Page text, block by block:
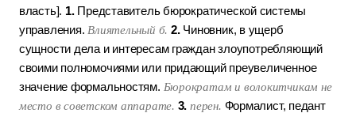
власть]. 1. Представитель бюрократической системы
управления. Влиятельный б. 2. Чиновник, в ущерб
сущности дела и интересам граждан злоупотребляющий
своими полномочиями или придающий преувеличенное
значение формальностям. Бюрократам и волокитчикам не
место в советском аппарате. 3. перен. Формалист, педант